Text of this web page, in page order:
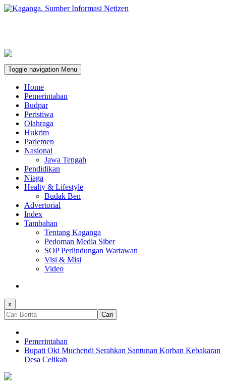
Toggle navigation Menu
Home
Pemerintahan
Budpar
Peristiwa
Olahraga
Hukrim
Parlemen
Nasional
Jawa Tengah
Pendidikan
Niaga
Healty & Lifestyle
Budak Ben
Advertorial
Index
Tambahan
Tentang Kaganga
Pedoman Media Siber
SOP Perlindungan Wartawan
Visi & Misi
Video
x
Cari
Pemerintahan
Bupati Oki Muchendi Serahkan Santunan Korban Kebakaran
Desa Celikah